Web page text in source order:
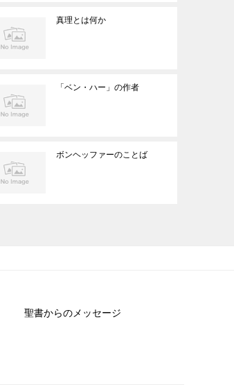
真理とは何か
「ベン・ハー」の作者
ボンヘッファーのことば
聖書からのメッセージ